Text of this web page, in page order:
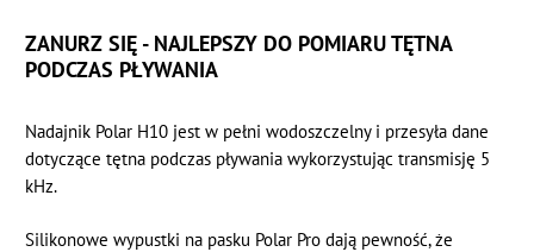
ZANURZ SIĘ - NAJLEPSZY DO POMIARU TĘTNA
PODCZAS PŁYWANIA
Nadajnik Polar H10 jest w pełni wodoszczelny i przesyła dane
dotyczące tętna podczas pływania wykorzystując transmisję 5
kHz.
Silikonowe wypustki na pasku Polar Pro dają pewność, że